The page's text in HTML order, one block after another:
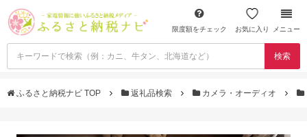
限度額をチェック お気に入り メニュー
検索
ふるさと納税ナビ TOP 返礼品検索 カメラ・オーディオ